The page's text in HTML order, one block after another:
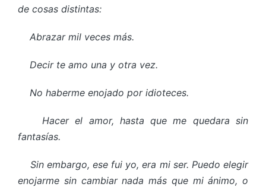
de cosas distintas:
Abrazar mil veces más.
Decir te amo una y otra vez.
No haberme enojado por idioteces.
Hacer el amor, hasta que me quedara sin
fantasías.
Sin embargo, ese fui yo, era mi ser. Puedo elegir
enojarme sin cambiar nada más que mi ánimo, o